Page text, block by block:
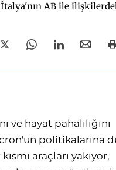
AB ile
ve hayat pahalılığını
politikalarına
araçları yakıyor,